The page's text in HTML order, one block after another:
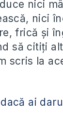
nici
nici
frică și
să citiți
scris la
ai